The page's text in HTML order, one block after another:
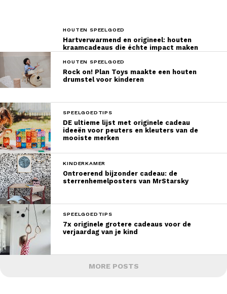
HOUTEN SPEELGOED
Hartverwarmend en origineel: houten
kraamcadeaus die échte impact maken
HOUTEN SPEELGOED
Rock on! Plan Toys maakte een houten
drumstel voor kinderen
SPEELGOEDTIPS
DE ultieme lijst met originele cadeau
ideeën voor peuters en kleuters van de
mooiste merken
KINDERKAMER
Ontroerend bijzonder cadeau: de
sterrenhemelposters van MrStarsky
SPEELGOEDTIPS
7x originele grotere cadeaus voor de
verjaardag van je kind
MORE POSTS